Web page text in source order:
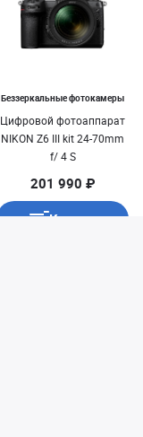
Беззеркальные фотокамеры
Цифровой фотоаппарат
NIKON Z6 III kit 24-70mm
f/ 4 S
201 990 ₽
Купить